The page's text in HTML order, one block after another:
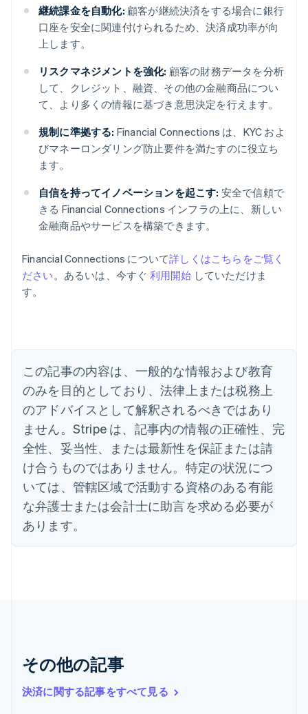
継続課金を自動化: 顧客が継続決済をする場合に銀行
口座を安全に関連付けられるため、決済成功率が向
上します。
リスクマネジメントを強化: 顧客の財務データを分析
して、クレジット、融資、その他の金融商品につい
て、より多くの情報に基づき意思決定を行えます。
規制に準拠する: Financial Connections は、KYC およ
びマネーロンダリング防止要件を満たすのに役立ち
ます。
自信を持ってイノベーションを起こす: 安全で信頼で
きる Financial Connections インフラの上に、新しい
金融商品やサービスを構築できます。
Financial Connections について詳しくはこちらをご覧く
ださい。あるいは、今すぐ 利用開始 していただけま
す。
この記事の内容は、一般的な情報および教育
のみを目的としており、法律上または税務上
のアドバイスとして解釈されるべきではあり
ません。Stripe は、記事内の情報の正確性、完
全性、妥当性、または最新性を保証または請
け合うものではありません。特定の状況につ
いては、管轄区域で活動する資格のある有能
な弁護士または会計士に助言を求める必要が
あります。
その他の記事
決済に関する記事をすべて見る
アイルランド
English
イギリス
English
イタリア
ItalianoEnglish
インド
English
エストニア
English
オーストラリア
English
オーストリア
オランダ
NederlandsEnglish
EnglishItaliano
ジブラルタル
English
シンガポール